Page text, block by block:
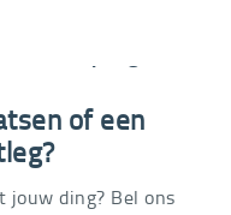
60
of een
jouw ding? Bel ons